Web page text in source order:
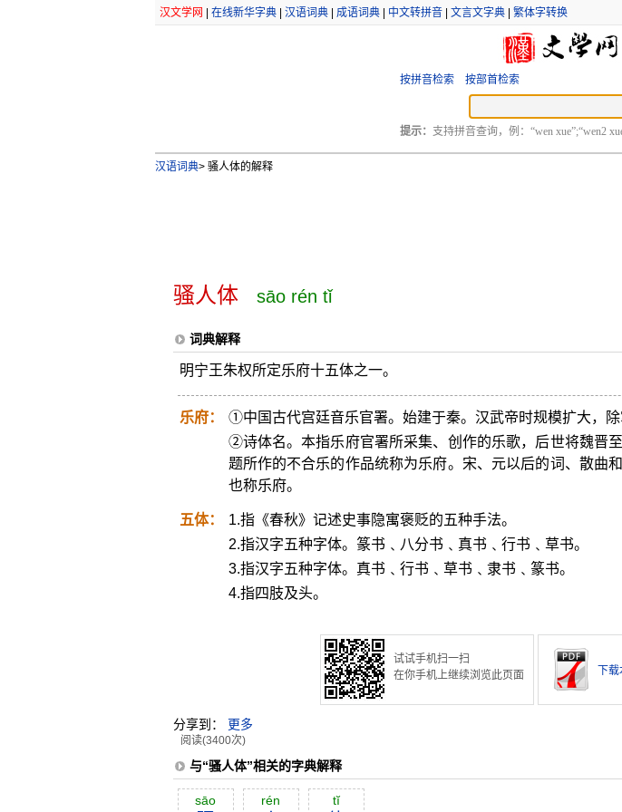
汉文学网 在线新华字典| 汉语词典| 成语词典| 中文转拼音| 文言文字典| 繁体字转换
按拼音检索 按部首检索
提示： 支持拼音查询，例：“wen xue”;“wen2
汉语词典>骚人体的解释
骚人体 sāo rén tǐ
词典解释
明宁王朱权所定乐府十五体之一。
乐府：
①中国古代宫廷音乐官署。始建于秦。汉武帝时规模扩大，除
②诗体名。本指乐府官署所采集、创作的乐歌，后世将魏晋
题所作的不合乐的作品统称为乐府。宋、元以后的词、散曲
也称乐府。
五体：
1.指《春秋》记述史事隐寓褒贬的五种手法。
2.指汉字五种字体。篆书﹑八分书﹑真书﹑行书﹑草书。
3.指汉字五种字体。真书﹑行书﹑草书﹑隶书﹑篆书。
4.指四肢及头。
试试手机扫一扫
在你手机上继续浏览此页面
下
分享到： 更多
阅读(3400次)
与“骚人体”相关的字典解释
sāo rén tĭ